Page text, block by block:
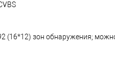
(16*12) зон обнаружения;